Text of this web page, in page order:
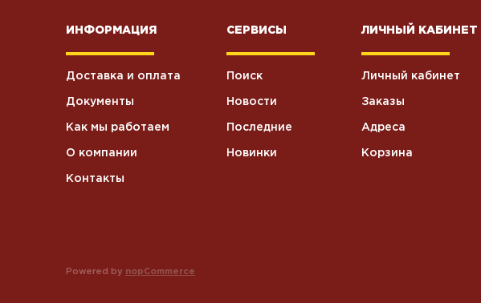
ИНФОРМАЦИЯ
Доставка и оплата
Документы
Как мы работаем
О компании
Контакты
СЕРВИСЫ
Поиск
Новости
Последние
Новинки
ЛИЧНЫЙ КАБИНЕТ
Личный кабинет
Заказы
Адреса
Корзина
Powered by nopCommerce